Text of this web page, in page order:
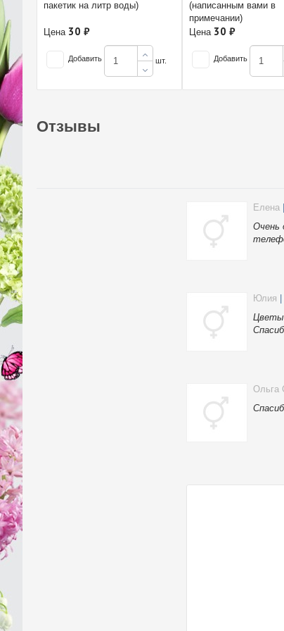
пакетик на литр воды)
Цена 30 ₽
Добавить шт.
(написанным вами в
примечании)
Цена 30 ₽
Добавить
Отзывы
Елена
Очень
Юлия
Цветы
Ольга